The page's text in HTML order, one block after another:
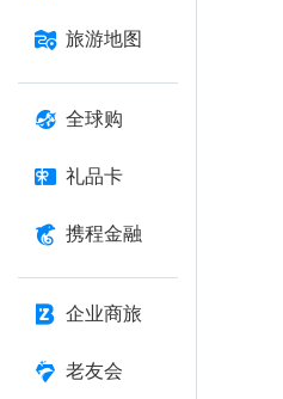
旅游地图
全球购
礼品卡
携程金融
企业商旅
老友会